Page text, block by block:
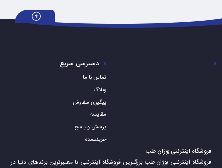
دسترسی سریع
تماس با ما
وبلاگ
پیگیری سفارش
مقایسه
پرسش و پاسخ
خریدعمده
فروشگاه اینترنتی بوژان طب
فروشگاه اینترنتی بوژان طب بزرگترین فروشگاه اینترنتی با معتبرترین برندهای دنیا در